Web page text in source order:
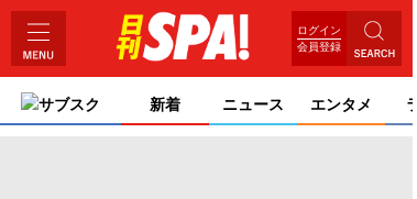
ログイン
会員登録
サブスク 新着 ニュース エンタメ